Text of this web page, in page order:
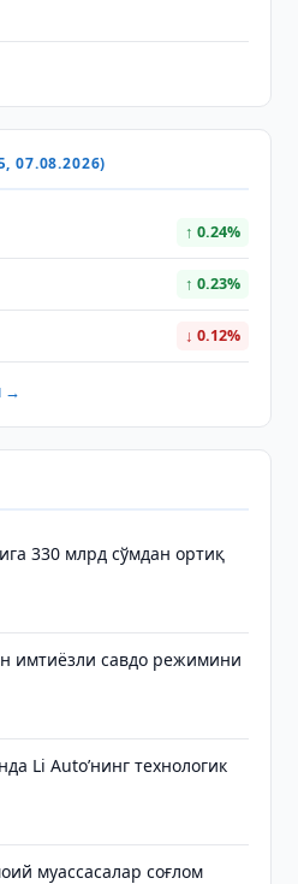
↑ 0.24%
↑ 0.23%
↓ 0.12%
→
330 млрд сўмдан ортиқ
имтиёзли савдо режимини
Li Auto’нинг технологик
муассасалар соғлом